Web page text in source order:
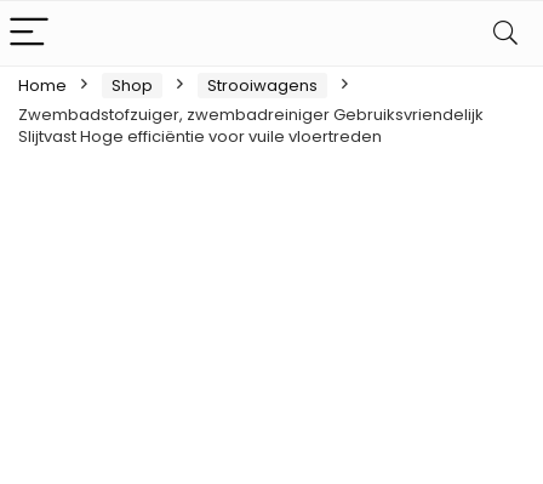
Home Shop
Strooiwagens
Zwembadstofzuiger, zwembadreiniger Gebruiksvriendelijk
Slijtvast Hoge efficiëntie voor vuile vloertreden